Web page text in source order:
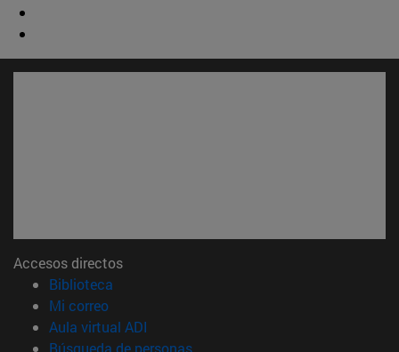
Accesos directos
Biblioteca
Mi correo(abre en nueva ventana)
Aula virtual ADI
Búsqueda de personas(abre en nueva ventana)